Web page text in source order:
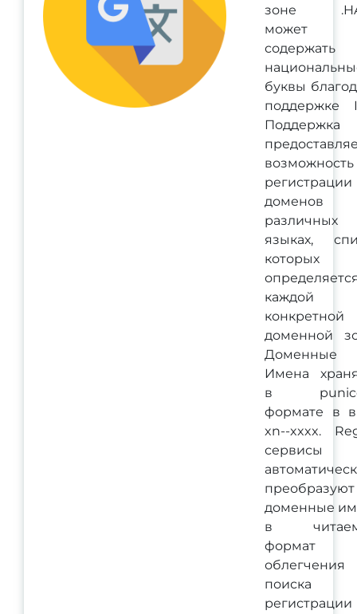
зоне
может
содержать
буквы
поддержке
Поддержка
возможность
регистрации
доменов
различных
языках,
которых
каждой
конкретной
доменной
Доменные
Имена
в
формате в
xn--xxxx.
сервисы
преобразуют
доменные
в
формат
облегчения
регистрации